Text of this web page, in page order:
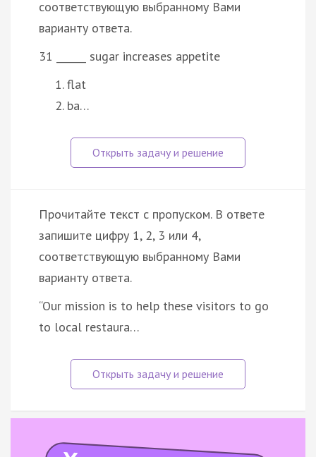
соответствующую выбранному Вами
варианту ответа.
31 ______ sugar increases appetite
flat
ba…
Прочитайте текст с пропуском. В ответе
запишите цифру 1, 2, 3 или 4,
соответствующую выбранному Вами
варианту ответа.
“Our mission is to help these visitors to go
to local restaura…